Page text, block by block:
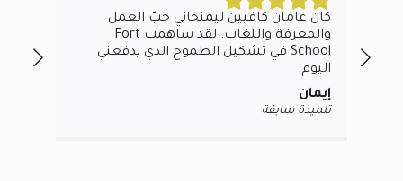
كان عامان كافيين ليمنحاني حبّ العمل
والمعرفة واللغات. لقد ساهمت Fort
School في تشكيل الطموح الذي يدفعني
اليوم.
إيمان
تلميذة سابقة